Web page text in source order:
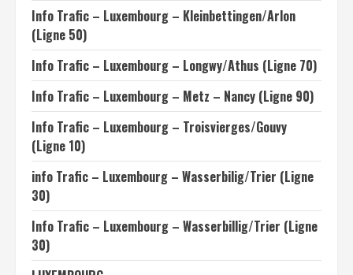
Info Trafic – Luxembourg – Kleinbettingen/Arlon
(Ligne 50)
Info Trafic – Luxembourg – Longwy/Athus (Ligne 70)
Info Trafic – Luxembourg – Metz – Nancy (Ligne 90)
Info Trafic – Luxembourg – Troisvierges/Gouvy
(Ligne 10)
info Trafic – Luxembourg – Wasserbilig/Trier (Ligne
30)
Info Trafic – Luxembourg – Wasserbillig/Trier (Ligne
30)